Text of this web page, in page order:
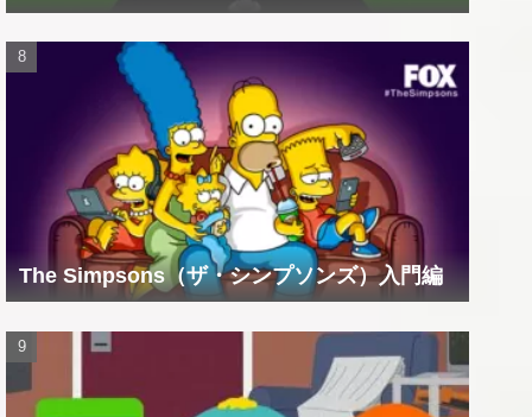
The Simpsons（ザ・シンプソンズ）入門編